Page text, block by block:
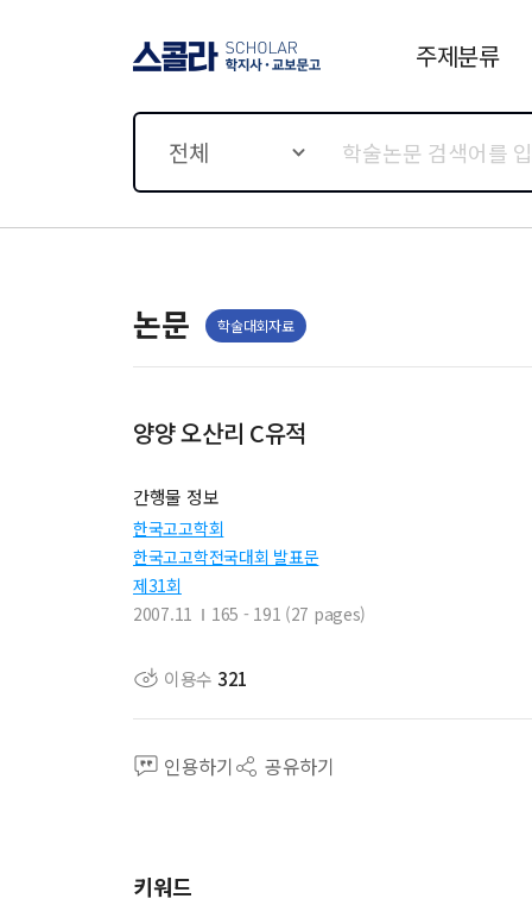
주제분류
전체
논문 학술대회자료
양양 오산리 C유적
간행물 정보
한국고고학회
한국고고학전국대회 발표문
제31회
2007.11
165 - 191 (27 pages)
이용수 321
인용하기 공유하기
키워드